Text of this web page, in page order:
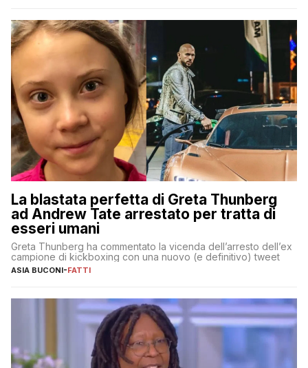
La blastata perfetta di Greta Thunberg
ad Andrew Tate arrestato per tratta di
esseri umani
Greta Thunberg ha commentato la vicenda dell’arresto dell’ex
campione di kickboxing con una nuovo (e definitivo) tweet
ASIA BUCONI-FATTI